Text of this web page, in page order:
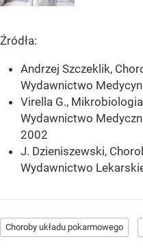
Źródła:
Andrzej Szczeklik,
Wydawnictwo
Virella G.,
Wydawnictwo
2002
J. Dzieniszewski,
Wydawnictwo
Choroby układu pokarmowego